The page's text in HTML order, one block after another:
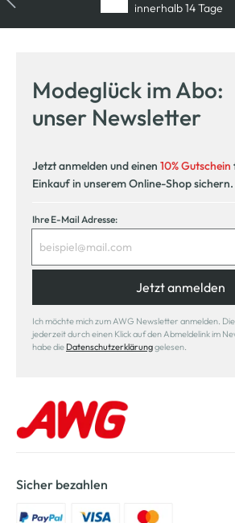
innerhalb 14 Tage
Modeglück im Abo:
unser Newsletter
Jetzt anmelden und einen 10% Gutschein
Einkauf in unserem Online-Shop sichern.
Ihre E-Mail Adresse:
Jetzt anmelden
Ich möchte mich zum AWG Newsletter anmelden.
jederzeit durch einen Klick auf den Abmeldelink im
habe die Datenschutzerklärunggelesen.
Sicher bezahlen